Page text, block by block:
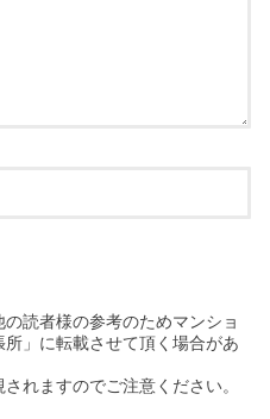
読者様の参考のためマンショ
」に転載させて頂く場合があ
れますのでご注意ください。